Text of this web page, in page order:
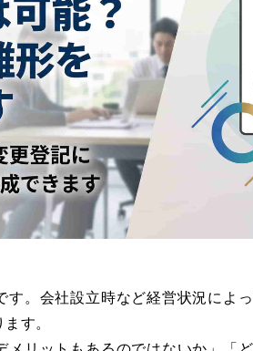
。会社設立時など経営状況によ
す。